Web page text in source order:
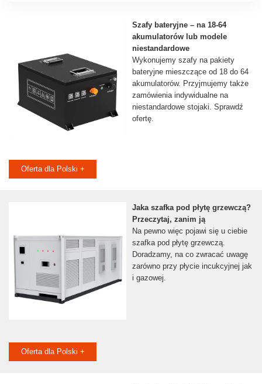
Szafy bateryjne – na 18-64
akumulatorów lub modele
niestandardowe
Wykonujemy szafy na pakiety
bateryjne mieszczące od 18 do 64
akumulatorów. Przyjmujemy także
zamówienia indywidualne na
niestandardowe stojaki. Sprawdź
ofertę.
Oferta dla Polski +
Jaka szafka pod płytę grzewczą?
Przeczytaj, zanim ją
Na pewno więc pojawi się u ciebie
szafka pod płytę grzewczą.
Doradzamy, na co zwracać uwagę
zarówno przy płycie incukcyjnej jak
i gazowej.
Oferta dla Polski +